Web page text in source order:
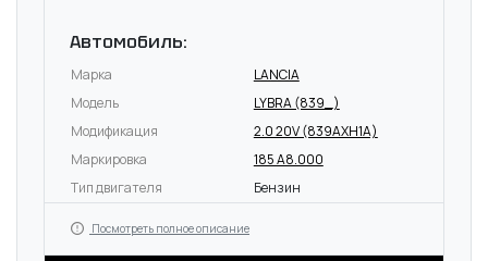
Автомобиль:
Марка
LANCIA
Модель
LYBRA (839_)
Модификация
2.0 20V (839AXH1A)
Маркировка
185 A8.000
Тип двигателя
Бензин
Посмотреть полное описание